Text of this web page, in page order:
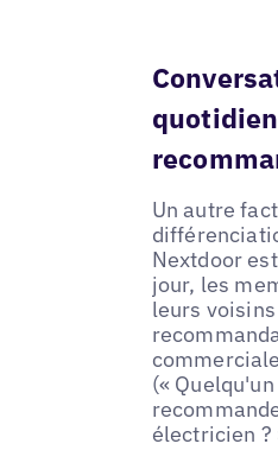
Un autre
Nextdoor
jour, les
leurs voisins
(«
électricien